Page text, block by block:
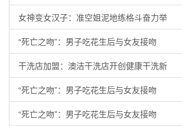
女神变女汉子：准空姐泥地练格斗奋力举
“死亡之吻”：男子吃花生后与女友接吻
干洗店加盟：澳洁干洗店开创健康干洗新
“死亡之吻”：男子吃花生后与女友接吻
“死亡之吻”：男子吃花生后与女友接吻